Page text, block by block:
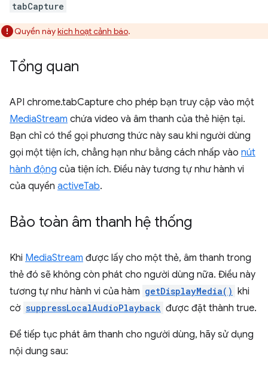
tabCapture
Quyền nàykích hoạt cảnh báo.
Tổng quan
API chrome.tabCapture cho phép bạn truy cập vào một
MediaStream chứa video và âm thanh của thẻ hiện tại.
Bạn chỉ có thể gọi phương thức này sau khi người dùng
gọi một tiện ích, chẳng hạn như bằng cách nhấp vào nút
hành động của tiện ích. Điều này tương tự như hành vi
của quyền activeTab.
Bảo toàn âm thanh hệ thống
Khi MediaStream được lấy cho một thẻ, âm thanh trong
thẻ đó sẽ không còn phát cho người dùng nữa. Điều này
tương tự như hành vi của hàm getDisplayMedia() khi
cờ suppressLocalAudioPlayback được đặt thành true.
Để tiếp tục phát âm thanh cho người dùng, hãy sử dụng
nội dung sau: